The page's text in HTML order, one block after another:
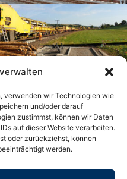
verwenden wir Technologien wie
und/oder darauf
zustimmst, können wir Daten
auf dieser Website verarbeiten.
oder zurückziehst, können
werden.
A A A